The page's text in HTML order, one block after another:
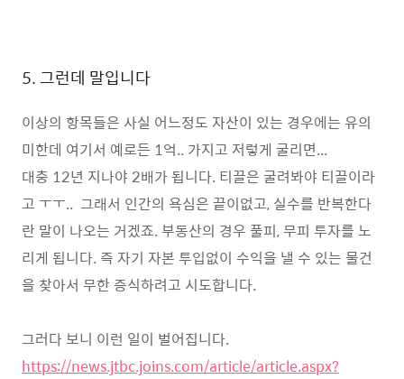
5. 그런데 말입니다
이상의 항목들은 사실 어느정도 자산이 있는 경우에는 유의
미한데 여기서 예로든 1억.. 가지고 저렇게 굴리면...
대충 12년 지나야 2배가 됩니다. 티끌은 굴려봐야 티끌이라
고 ㅜㅜ.. 그래서 인간의 욕심은 끝이없고, 실수를 반복한다
란 말이 나오는 거겠죠. 부동산의 경우 풀피, 무피 투자를 노
리게 됩니다. 즉 자기 자본 투입없이 수익을 낼 수 있는 물건
을 찾아서 무한 증식하려고 시도합니다.
그러다 보니 이런 일이 벌어집니다.
https://news.jtbc.joins.com/article/article.aspx?